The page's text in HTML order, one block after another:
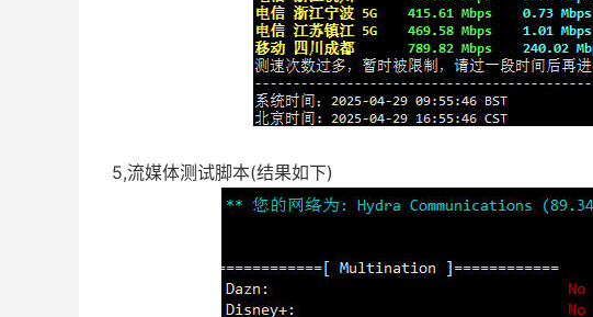
5,流媒体测试脚本(结果如下)